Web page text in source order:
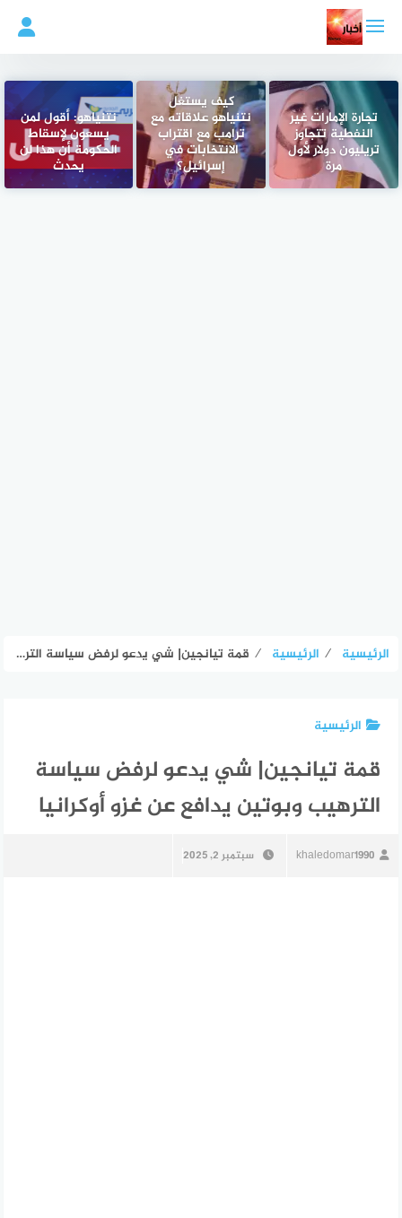
المحتوى
تجارة الإمارات غير
النفطية تتجاوز
تريليون دولار لأول
مرة
كيف يستغل
نتنياهو علاقاته مع
ترامب مع اقتراب
الانتخابات في
إسرائيل؟
نتنياهو: أقول لمن
يسعون لإسقاط
الحكومة أن هذا لن
يحدث
الرئيسية ⁄ الرئيسية ⁄ قمة تيانجين| شي يدعو لرفض سياسة الترهيب وبوتين يدافع عن غزو أوكرانيا
الرئيسية
قمة تيانجين| شي يدعو لرفض سياسة
الترهيب وبوتين يدافع عن غزو أوكرانيا
khaledomar1990 سبتمبر 2, 2025